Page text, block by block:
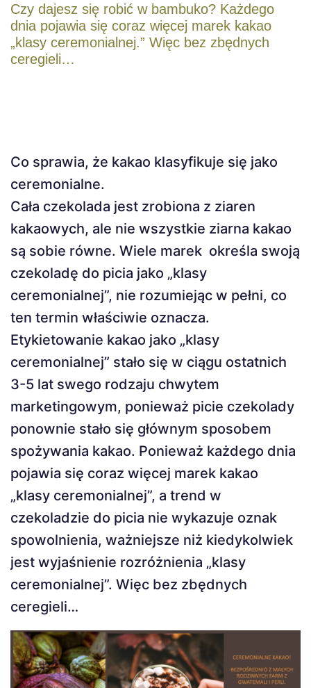
Czy dajesz się robić w bambuko? Każdego
dnia pojawia się coraz więcej marek kakao
„klasy ceremonialnej.” Więc bez zbędnych
ceregieli…
Co sprawia, że kakao klasyfikuje się jako
ceremonialne.
Cała czekolada jest zrobiona z ziaren
kakaowych, ale nie wszystkie ziarna kakao
są sobie równe. Wiele marek określa swoją
czekoladę do picia jako „klasy
ceremonialnej”, nie rozumiejąc w pełni, co
ten termin właściwie oznacza.
Etykietowanie kakao jako „klasy
ceremonialnej” stało się w ciągu ostatnich
3-5 lat swego rodzaju chwytem
marketingowym, ponieważ picie czekolady
ponownie stało się głównym sposobem
spożywania kakao. Ponieważ każdego dnia
pojawia się coraz więcej marek kakao
„klasy ceremonialnej”, a trend w
czekoladzie do picia nie wykazuje oznak
spowolnienia, ważniejsze niż kiedykolwiek
jest wyjaśnienie rozróżnienia „klasy
ceremonialnej”. Więc bez zbędnych
ceregieli…